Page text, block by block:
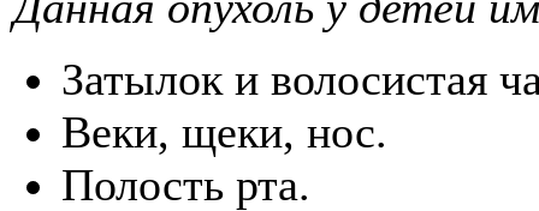
Затылок и волосистая
Веки, щеки, нос.
Полость рта.